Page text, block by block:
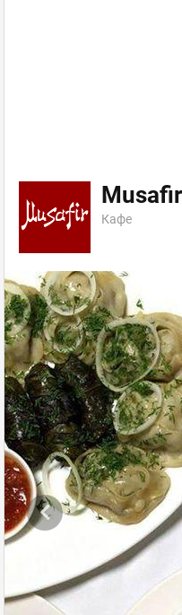
Musafir
Кафе